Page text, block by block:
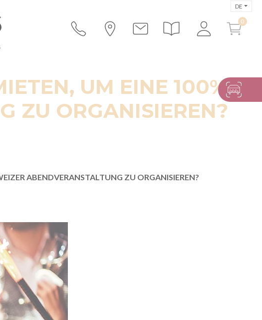
DE
UM EINE 100%
ZU ORGANISIEREN?
ABENDVERANSTALTUNG ZU ORGANISIEREN?